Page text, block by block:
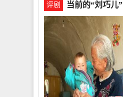
评剧 当前的“刘巧儿”